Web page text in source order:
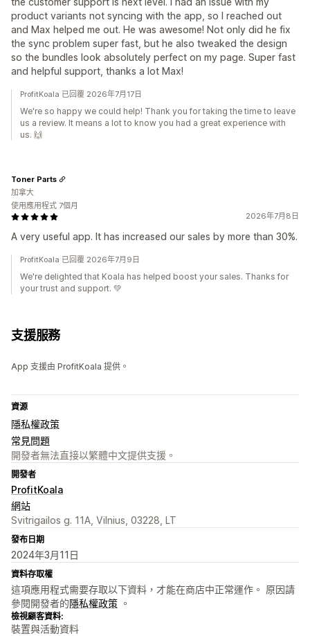
product variants not syncing with the app, so I reached out
and Max helped me out. He was awesome! Not only did he fix
the sync problem super fast, but he also tweaked the design
so the bundles look absolutely perfect on my page. Super fast
and helpful support, thanks a lot Max!
ProfitKoala 已回覆 2026年7月17日
We're so happy we could help! Thank you for taking the time to leave
us a review. It means a lot to know you had a great experience with
us. 🙌
2026年7月8日
A very useful app. It has increased our sales by more than 30%.
Toner Parts
加拿大
使用應用程式 7個月
ProfitKoala 已回覆 2026年7月9日
We're delighted that Koala has helped boost your sales. Thanks for
your trust and support. 💚
支援服務
App 支援由 ProfitKoala 提供。
資源
隱私權政策
常見問題
開發者無法直接以繁體中文提供支援。
開發者
ProfitKoala
網站
Svitrigailos g. 11A, Vilnius, 03228, LT
發布日期
2024年3月11日
資料存取權
這項應用程式需要存取以下資料，才能在商店中正常運作。 原因請
參閱開發者的隱私權政策 。
檢視顧客資料:
裝置與活動資料